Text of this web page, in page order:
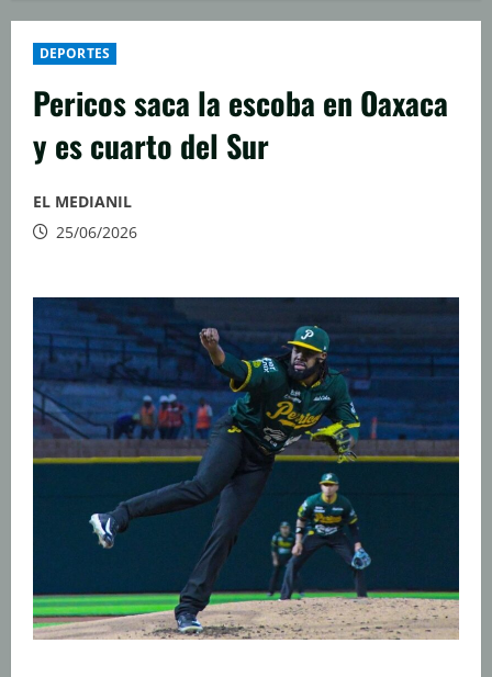
DEPORTES
Pericos saca la escoba en Oaxaca
y es cuarto del Sur
EL MEDIANIL
25/06/2026